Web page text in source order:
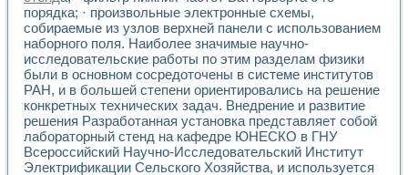
Использование технологий NATIONAL INSTRUMENTS в
Разработка модификаций алгоритма полигармонической
Учебный стенд для исследования принципа действия
Виртуальная система поддержки принимаемых решений в
Преемственность дисциплин «Моделирование систем» и
Универсальный стенд для исследования электрических
Лабораторные практикумы по информационно-
Виртуальный измеритель частотных характеристик на
Лабораторный практикум по основам теории Коммутации
Разработка виртуальной лабораторной работы
порядка; · произвольные электронные схемы,
собираемые из узлов верхней панели с использованием
наборного поля. Наиболее значимые научно-
исследовательские работы по этим разделам физики
были в основном сосредоточены в системе институтов
РАН, и в большей степени ориентировались на решение
конкретных технических задач. Внедрение и развитие
решения Разработанная установка представляет собой
лабораторный стенд на кафедре ЮНЕСКО в ГНУ
Всероссийский Научно-Исследовательский Институт
Электрификации Сельского Хозяйства, и используется